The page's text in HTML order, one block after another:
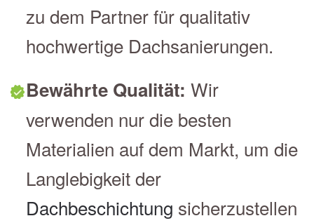
zu dem Partner für qualitativ
hochwertige Dachsanierungen.
Bewährte Qualität: Wir
verwenden nur die besten
Materialien auf dem Markt, um die
Langlebigkeit der
Dachbeschichtung sicherzustellen